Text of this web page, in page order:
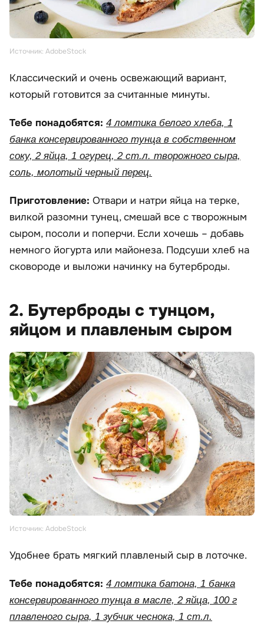
Источник: AdobeStock
Классический и очень освежающий вариант,
который готовится за считанные минуты.
Тебе понадобятся: 4 ломтика белого хлеба, 1
банка консервированного тунца в собственном
соку, 2 яйца, 1 огурец, 2 ст.л. творожного сыра,
соль, молотый черный перец.
Приготовление: Отвари и натри яйца на терке,
вилкой разомни тунец, смешай все с творожным
сыром, посоли и поперчи. Если хочешь – добавь
немного йогурта или майонеза. Подсуши хлеб на
сковороде и выложи начинку на бутерброды.
2. Бутерброды с тунцом,
яйцом и плавленым сыром
Источник: AdobeStock
Удобнее брать мягкий плавленый сыр в лоточке.
Тебе понадобятся: 4 ломтика батона, 1 банка
консервированного тунца в масле, 2 яйца, 100 г
плавленого сыра, 1 зубчик чеснока, 1 ст.л.